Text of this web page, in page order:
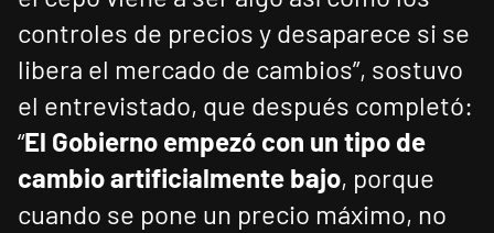
controles de precios y desaparece si se
libera el mercado de cambios”, sostuvo
el entrevistado, que después completó:
“El Gobierno empezó con un tipo de
cambio artificialmente bajo, porque
cuando se pone un precio máximo, no